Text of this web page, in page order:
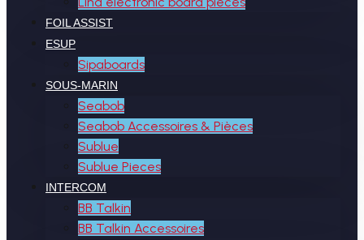
FOIL ASSIST
ESUP
Sipaboards
SOUS-MARIN
Seabob
Seabob Accessoires & Pièces
Sublue
Sublue Pieces
INTERCOM
BB Talkin
BB Talkin Accessoires